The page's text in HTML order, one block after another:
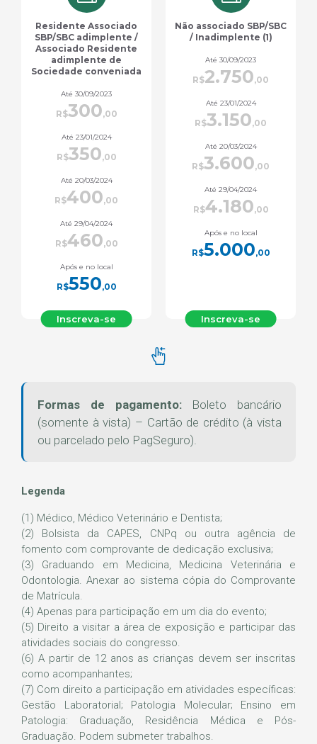
Não associado SBP/SBC
/ Inadimplente (1)
Até 30/09/2023
2.750
Até 23/01/2024
3.150
Até 20/03/2024
3.600
Até 29/04/2024
4.180
Após e no local
5.000
Inscreva-se
Outros profissionais da
saúde (7)
Até 30/09/2023
R$880,00
Até 23/01/2024
R$1.000,00
Até 20/03/2024
R$1.170,00
Até 29/04/2024
R$1.350,00
Após e no local
R$1.600,00
Inscreva-se
Formas de pagamento: Boleto bancário
(somente à vista) – Cartão de crédito (à vista
ou parcelado pelo PagSeguro).
Legenda
(1) Médico, Médico Veterinário e Dentista;
(2) Bolsista da CAPES, CNPq ou outra agência de
fomento com comprovante de dedicação exclusiva;
(3) Graduando em Medicina, Medicina Veterinária e
Odontologia. Anexar ao sistema cópia do Comprovante
de Matrícula.
(4) Apenas para participação em um dia do evento;
(5) Direito a visitar a área de exposição e participar das
atividades sociais do congresso.
(6) A partir de 12 anos as crianças devem ser inscritas
como acompanhantes;
(7) Com direito a participação em atividades específicas:
Gestão Laboratorial; Patologia Molecular; Ensino em
Patologia: Graduação, Residência Médica e Pós-
Graduação. Podem submeter trabalhos.